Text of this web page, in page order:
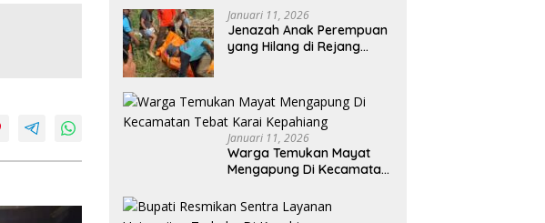
Memanjakan Mata
Memandang
Januari 11, 2026
Jenazah Anak Perempuan
yang Hilang di Rejang
Januari 11, 2026
Warga Temukan Mayat
Mengapung Di Kecamatan